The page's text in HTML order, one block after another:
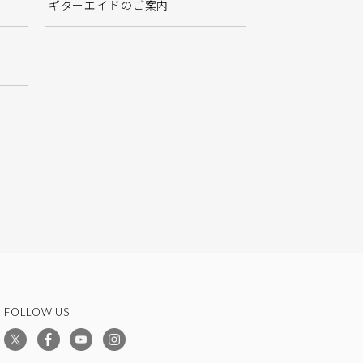
ギターエイドのご案内
FOLLOW US